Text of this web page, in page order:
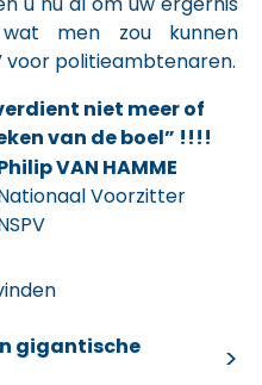
men zou kunnen
voor politieambtenaren.
niet meer of
van de boel” !!!!
VAN HAMME
Voorzitter
gigantische